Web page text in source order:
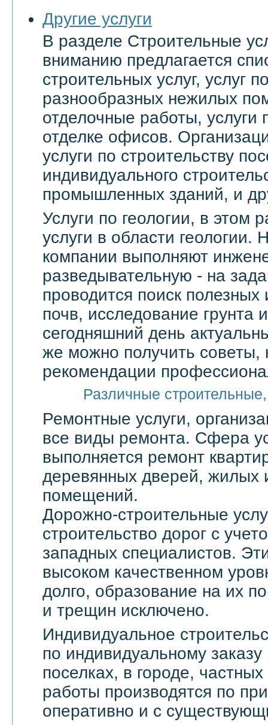
Другие услуги
В разделе Строительные
вниманию предлагается
строительных услуг, услуг
разнообразных нежилых
отделочные работы, услуги
отделке офисов.
услуги по строительству
индивидуального
промышленных зданий, и
Услуги по геологии, в этом
услуги в области
компании выполняют
разведывательную - на
проводится поиск
почв, исследование грунта
сегодняшний день
же можно получить советы,
рекомендации
Различные
Ремонтные услуги,
все виды ремонта. Сфера
выполняется ремонт
деревянных дверей, жилых
помещений.
Дорожно-строительные
строительство дорог с
западных специалистов.
высоком качественном
долго, образование на их
и трещин исключено.
Индивидуальное
по индивидуальному
поселках, в городе,
работы производятся по
оперативно и с